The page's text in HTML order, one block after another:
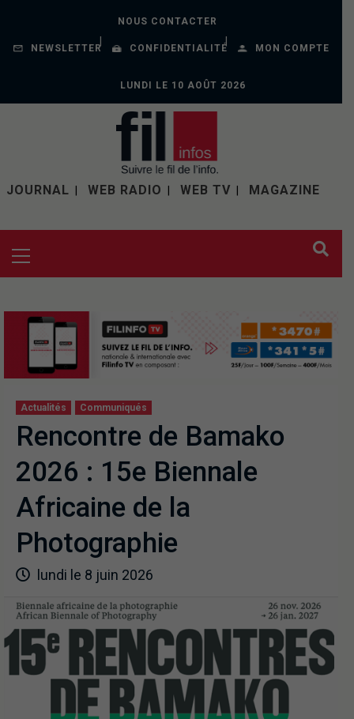
NOUS CONTACTER
NEWSLETTER CONFIDENTIALITÉ MON COMPTE
LUNDI LE 10 AOÛT 2026
JOURNAL WEB RADIO WEB TV MAGAZINE
Actualités Communiqués
Rencontre de Bamako
2026 : 15e Biennale
Africaine de la
Photographie
lundi le 8 juin 2026